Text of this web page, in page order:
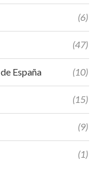
(6)
(47)
España (10)
(15)
(9)
(1)